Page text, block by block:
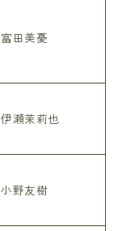
富田美憂
伊瀬茉莉也
小野友樹